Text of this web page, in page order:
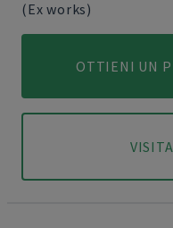
(Ex works)
OTTIENI UN